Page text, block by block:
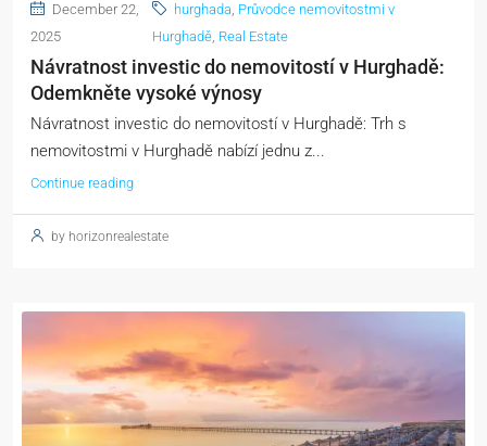
December 22,
2025
hurghada, Průvodce nemovitostmi v
Hurghadě, Real Estate
Návratnost investic do nemovitostí v Hurghadě:
Odemkněte vysoké výnosy
Návratnost investic do nemovitostí v Hurghadě: Trh s
nemovitostmi v Hurghadě nabízí jednu z...
Continue reading
by horizonrealestate